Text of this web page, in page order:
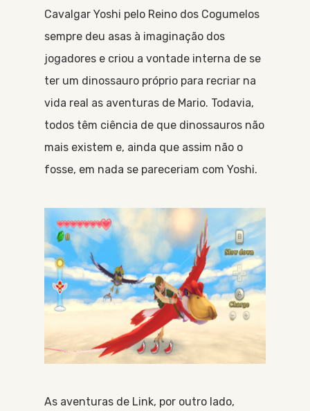
Cavalgar Yoshi pelo Reino dos Cogumelos
sempre deu asas à imaginação dos
jogadores e criou a vontade interna de se
ter um dinossauro próprio para recriar na
vida real as aventuras de Mario. Todavia,
todos têm ciência de que dinossauros não
mais existem e, ainda que assim não o
fosse, em nada se pareceriam com Yoshi.
As aventuras de Link, por outro lado,